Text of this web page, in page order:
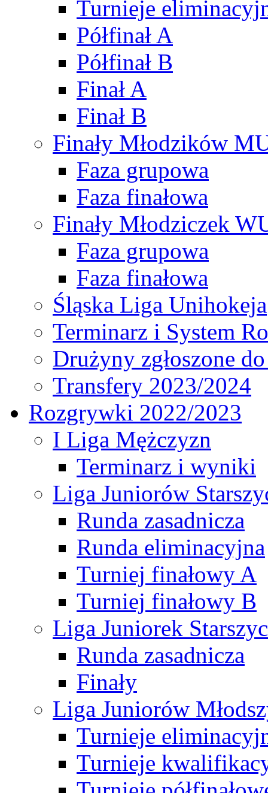
Turnieje
Półfinał A
Półfinał B
Finał A
Finał B
Finały Młodzików
Faza grupowa
Faza finałowa
Finały Młodziczek
Faza grupowa
Faza finałowa
Śląska Liga Unihokeja
Terminarz i System
Drużyny zgłoszone
Transfery 2023/2024
Rozgrywki 2022/2023
I Liga Mężczyzn
Terminarz i wyniki
Liga Juniorów
Runda zasadnicza
Runda eliminacyjna
Turniej finałowy A
Turniej finałowy B
Liga Juniorek
Runda zasadnicza
Finały
Liga Juniorów
Turnieje
Turnieje